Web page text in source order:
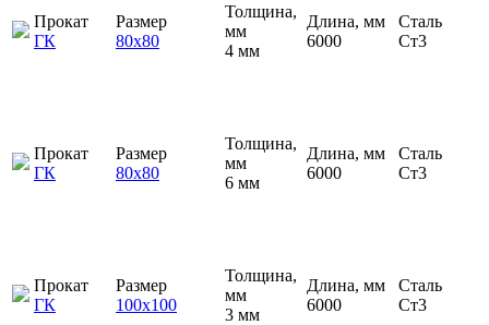
Прокат
ГК
Размер
80х80
Толщина,
мм
4 мм
Длина, мм
6000
Сталь
Ст3
Прокат
ГК
Размер
80х80
Толщина,
мм
6 мм
Длина, мм
6000
Сталь
Ст3
Прокат
ГК
Размер
100х100
Толщина,
мм
3 мм
Длина, мм
6000
Сталь
Ст3